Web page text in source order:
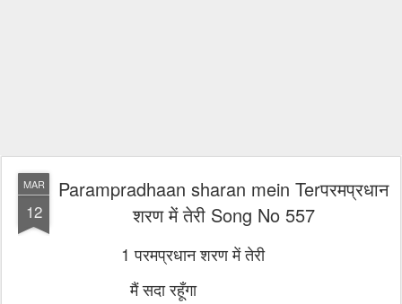
MAR
12
Parampradhaan sharan mein Terपरमप्रधान
शरण में तेरी Song No 557
1 परमप्रधान शरण में तेरी
मैं सदा रहूँगा